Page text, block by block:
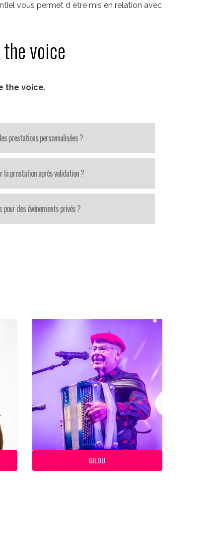
vous permet d etre mis en relation avec
voice
the voice.
prestations personnalisées ?
la prestation après validation ?
pour des événements privés ?
GILOU